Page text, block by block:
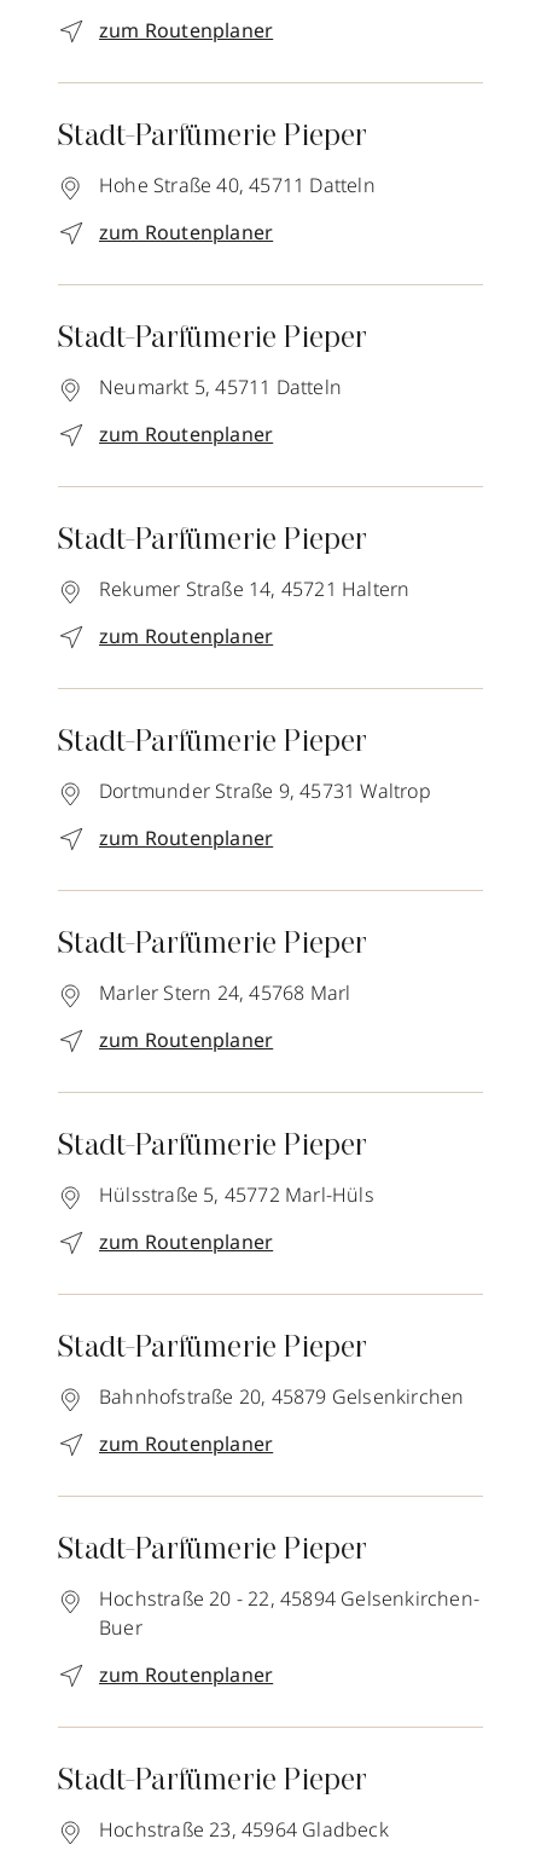
zum Routenplaner
Stadt-Parfümerie Pieper
Hohe Straße 40, 45711 Datteln
zum Routenplaner
Stadt-Parfümerie Pieper
Neumarkt 5, 45711 Datteln
zum Routenplaner
Stadt-Parfümerie Pieper
Rekumer Straße 14, 45721 Haltern
zum Routenplaner
Stadt-Parfümerie Pieper
Dortmunder Straße 9, 45731 Waltrop
zum Routenplaner
Stadt-Parfümerie Pieper
Marler Stern 24, 45768 Marl
zum Routenplaner
Stadt-Parfümerie Pieper
Hülsstraße 5, 45772 Marl-Hüls
zum Routenplaner
Stadt-Parfümerie Pieper
Bahnhofstraße 20, 45879 Gelsenkirchen
zum Routenplaner
Stadt-Parfümerie Pieper
Hochstraße 20 - 22, 45894 Gelsenkirchen-
Buer
zum Routenplaner
Stadt-Parfümerie Pieper
Hochstraße 23, 45964 Gladbeck